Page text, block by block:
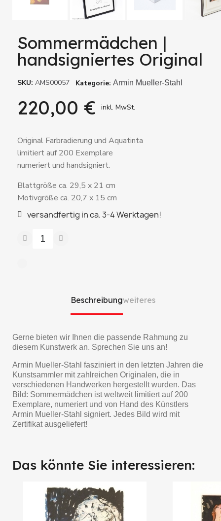
Sommermädchen |
handsigniertes Original
SKU AMS00057 Kategorie Armin Mueller-Stahl
220,00 € inkl. MwSt.
Original Farbradierung und Aquatinta
limitiert auf 200 Exemplare
numeriert und handsigniert.
Blattgröße ca. 29,5 x 21 cm
Motivgröße ca. 20,7 x 15 cm
versandfertig in ca. 3-4 Werktagen!
Beschreibungweiteres
Gerne bieten wir Ihnen die passende Rahmung zu
diesem Kunstwerk an. Sprechen Sie uns an!
Armin Mueller-Stahl fasziniert in den letzten Jahren die
Kunstsammler mit zahlreichen Originalen, die in
verschiedenen Handwerken hergestellt wurden. Das
Bild: Sommermädchen ist weltweit limitiert auf 200
Exemplare, numeriert und von Hand des Künstlers
Armin Mueller-Stahl signiert. Jedes Bild wird mit
Zertifikat ausgeliefert!
Das könnte Sie interessieren: